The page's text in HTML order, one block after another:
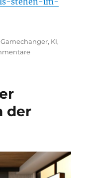
Gamechanger, KI,
zu
der